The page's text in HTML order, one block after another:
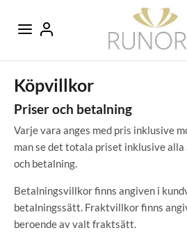
Köpvillkor
Priser och betalning
Varje vara anges med pris inklusive
man se det totala priset inklusive
och betalning.
Betalningsvillkor finns angiven i
betalningssätt. Fraktvillkor finns
beroende av valt fraktsätt.